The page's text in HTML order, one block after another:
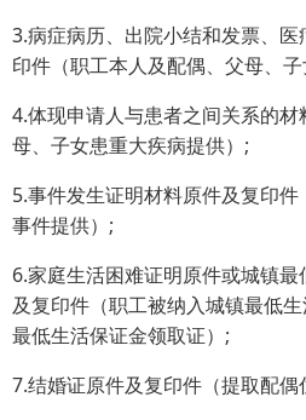
3.病症病历、出院小结和发票、
印件（职工本人及配偶、父母、
4.体现申请人与患者之间关系的
母、子女患重大疾病提供）;
5.事件发生证明材料原件及复印
事件提供）;
6.家庭生活困难证明原件或城镇
及复印件（职工被纳入城镇最低
最低生活保证金领取证）;
7.结婚证原件及复印件（提取配